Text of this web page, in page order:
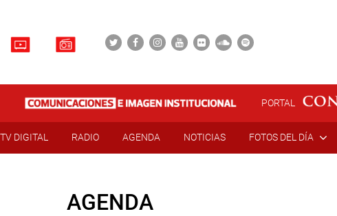
PORTAL
TV DIGITAL RADIO AGENDA NOTICIAS FOTOS DEL DÍA
AGENDA